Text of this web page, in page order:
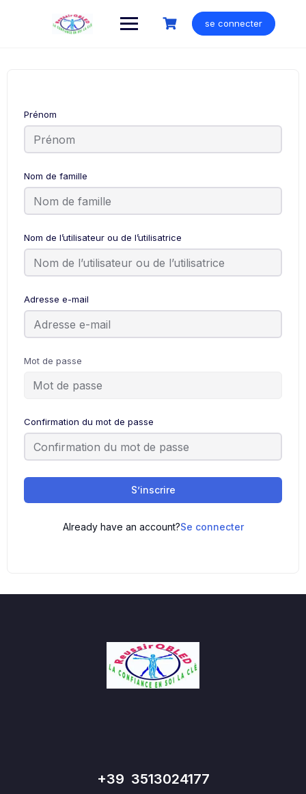
se connecter
Prénom
Nom de famille
Nom de l’utilisateur ou de l’utilisatrice
Adresse e-mail
Mot de passe
Confirmation du mot de passe
S’inscrire
Already have an account?Se connecter
+39 3513024177